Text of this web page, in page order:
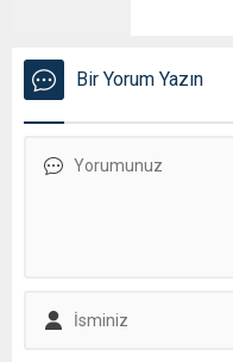
Bir Yorum Yazın